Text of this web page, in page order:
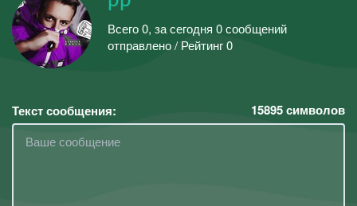
Всего 0, за сегодня 0 сообщений
отправлено / Рейтинг 0
Текст сообщения: 15895символов